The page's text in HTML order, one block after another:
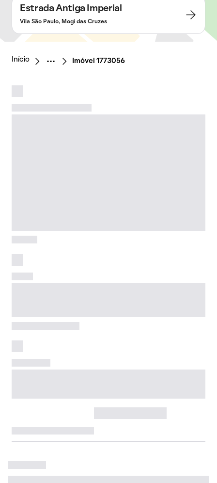
Estrada Antiga Imperial
Vila São Paulo, Mogi das Cruzes
Início Imóvel 1773056